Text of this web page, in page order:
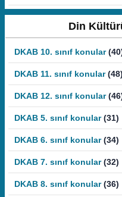
Din
DKAB 10. sınıf konular
DKAB 11. sınıf konular (48)
DKAB 12. sınıf konular
DKAB 5. sınıf konular (31)
DKAB 6. sınıf konular (34)
DKAB 7. sınıf konular (32)
DKAB 8. sınıf konular (36)